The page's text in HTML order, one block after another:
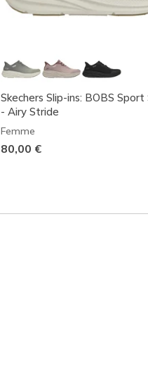
Skechers Slip-ins: BOBS Sport
- Airy Stride
Femme
80,00 €